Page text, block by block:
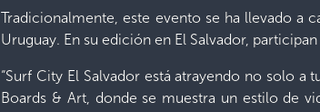
Tradicionalmente, este evento se ha llevado a
Uruguay. En su edición en El Salvador,
“Surf City El Salvador está atrayendo no solo
Boards & Art, donde se muestra un estilo de